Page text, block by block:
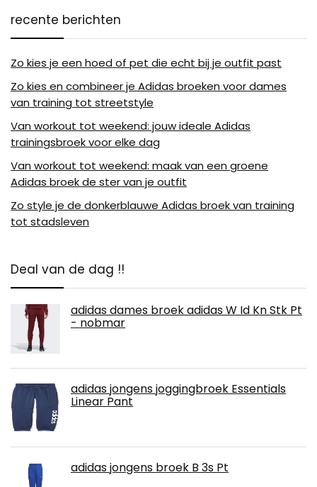
recente berichten
Zo kies je een hoed of pet die echt bij je outfit past
Zo kies en combineer je Adidas broeken voor dames
van training tot streetstyle
Van workout tot weekend: jouw ideale Adidas
trainingsbroek voor elke dag
Van workout tot weekend: maak van een groene
Adidas broek de ster van je outfit
Zo style je de donkerblauwe Adidas broek van training
tot stadsleven
Deal van de dag !!
adidas dames broek adidas W Id Kn Stk Pt
- nobmar
adidas jongens joggingbroek Essentials
Linear Pant
adidas jongens broek B 3s Pt